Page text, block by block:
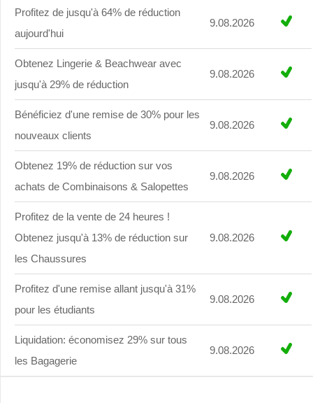
Profitez de jusqu'à 64% de réduction
aujourd'hui
9.08.2026
Obtenez Lingerie & Beachwear avec
jusqu'à 29% de réduction
9.08.2026
Bénéficiez d'une remise de 30% pour les
nouveaux clients
9.08.2026
Obtenez 19% de réduction sur vos
achats de Combinaisons & Salopettes
9.08.2026
Profitez de la vente de 24 heures !
Obtenez jusqu'à 13% de réduction sur
les Chaussures
9.08.2026
Profitez d'une remise allant jusqu'à 31%
pour les étudiants
9.08.2026
Liquidation: économisez 29% sur tous
les Bagagerie
9.08.2026